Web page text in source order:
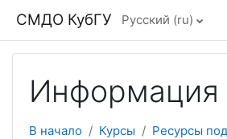
СМДО КубГУ Русский ‎(ru)‎
Информация
В начало Курсы Ресурсы